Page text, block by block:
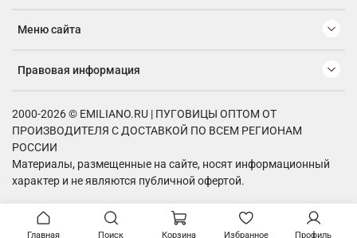
Меню сайта
Правовая информация
2000-2026 © EMILIANO.RU | ПУГОВИЦЫ ОПТОМ ОТ
ПРОИЗВОДИТЕЛЯ С ДОСТАВКОЙ ПО ВСЕМ РЕГИОНАМ
РОССИИ
Материалы, размещенные на сайте, носят информационный
характер и не являются публичной офертой.
Главная Поиск Корзина Избранное Профиль